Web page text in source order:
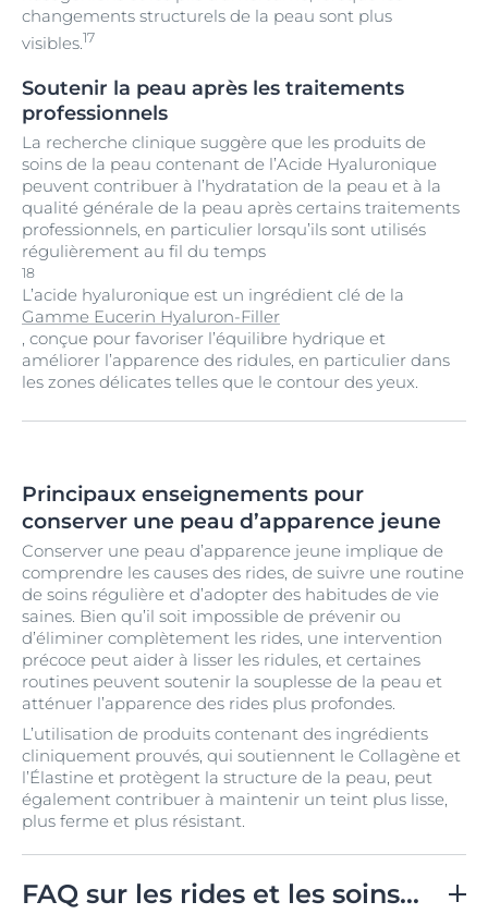
changements structurels de la peau sont plus
visibles.17
Soutenir la peau après les traitements
professionnels
La recherche clinique suggère que les produits de
soins de la peau contenant de l’Acide Hyaluronique
peuvent contribuer à l’hydratation de la peau et à la
qualité générale de la peau après certains traitements
professionnels, en particulier lorsqu’ils sont utilisés
régulièrement au fil du temps
18
L’acide hyaluronique est un ingrédient clé de la
Gamme Eucerin Hyaluron-Filler
, conçue pour favoriser l’équilibre hydrique et
améliorer l’apparence des ridules, en particulier dans
les zones délicates telles que le contour des yeux.
Principaux enseignements pour
conserver une peau d’apparence jeune
Conserver une peau d’apparence jeune implique de
comprendre les causes des rides, de suivre une routine
de soins régulière et d’adopter des habitudes de vie
saines. Bien qu’il soit impossible de prévenir ou
d’éliminer complètement les rides, une intervention
précoce peut aider à lisser les ridules, et certaines
routines peuvent soutenir la souplesse de la peau et
atténuer l’apparence des rides plus profondes.
L’utilisation de produits contenant des ingrédients
cliniquement prouvés, qui soutiennent le Collagène et
l’Élastine et protègent la structure de la peau, peut
également contribuer à maintenir un teint plus lisse,
plus ferme et plus résistant.
FAQ sur les rides et les soins anti-âge